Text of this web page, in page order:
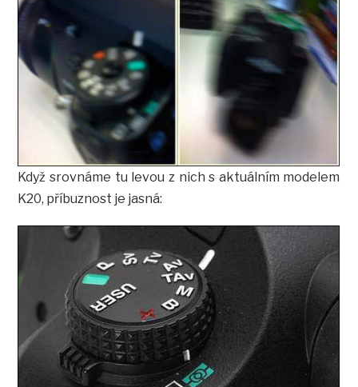
Když srovnáme tu levou z nich s aktuálním modelem
K20, příbuznost je jasná: